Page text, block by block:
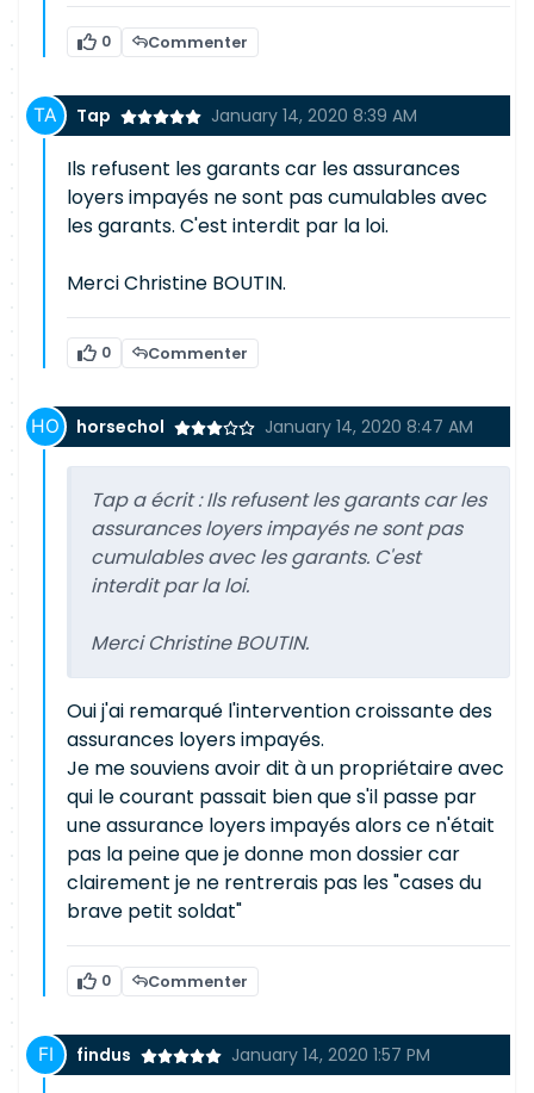
0 Commenter
Tap January 14, 2020 8:39 AM
Ils refusent les garants car les assurances
loyers impayés ne sont pas cumulables avec
les garants. C'est interdit par la loi.
Merci Christine BOUTIN.
0 Commenter
horsechol January 14, 2020 8:47 AM
Tap a écrit :Ils refusent les garants car les
assurances loyers impayés ne sont pas
cumulables avec les garants. C'est
interdit par la loi.
Merci Christine BOUTIN.
Oui j'ai remarqué l'intervention croissante des
assurances loyers impayés.
Je me souviens avoir dit à un propriétaire avec
qui le courant passait bien que s'il passe par
une assurance loyers impayés alors ce n'était
pas la peine que je donne mon dossier car
clairement je ne rentrerais pas les "cases du
brave petit soldat"
0 Commenter
findus January 14, 2020 1:57 PM